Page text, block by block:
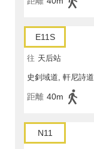
E11S
往 天后站
史釗域道, 軒尼詩道
距離 40m
N11